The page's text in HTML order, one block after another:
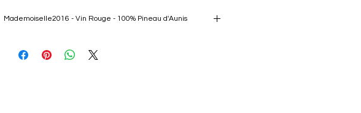
Mademoiselle2016 - Vin Rouge - 100% Pineau d'Aunis
en fûts de chêne français sur lies fines